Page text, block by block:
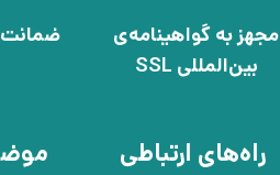
مجهز به گواهینامه‌ی
بین‌المللی SSL
ضمانت
راه‌های ارتباطی